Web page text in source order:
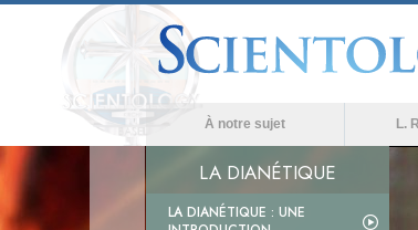
À notre sujet L.
LA DIANÉTIQUE
LA DIANÉTIQUE : UNE